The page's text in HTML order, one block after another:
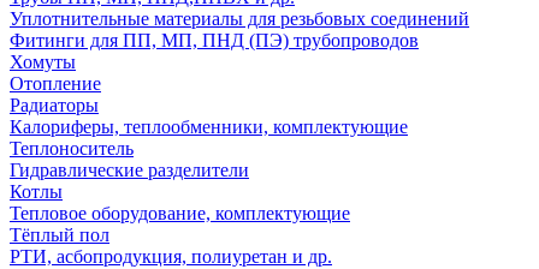
Уплотнительные материалы для резьбовых соединений
Фитинги для ПП, МП, ПНД (ПЭ) трубопроводов
Хомуты
Отопление
Радиаторы
Калориферы, теплообменники, комплектующие
Теплоноситель
Гидравлические разделители
Котлы
Тепловое оборудование, комплектующие
Тёплый пол
РТИ, асбопродукция, полиуретан и др.